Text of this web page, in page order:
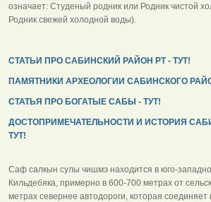
означает: Студеный родник или Родник чистой
Родник свежей холодной воды).
СТАТЬИ ПРО САБИНСКИЙ РАЙОН РТ - ТУТ!
ПАМЯТНИКИ АРХЕОЛОГИИ САБИНСКОГО
СТАТЬЯ ПРО БОГАТЫЕ САБЫ - ТУТ!
ДОСТОПРИМЕЧАТЕЛЬНОСТИ И ИСТОРИЯ
ТУТ!
Саф салкын сулы чишмэ находится в юго-
Кильдебяка, примерно в 600-700 метрах от
метрах севернее автодороги, которая